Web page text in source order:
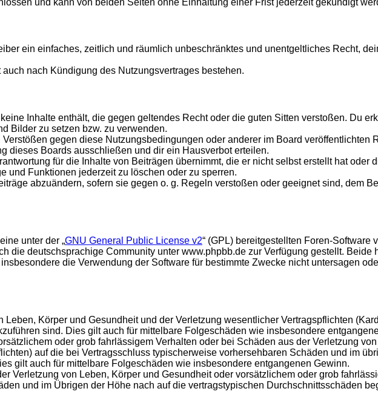
ein einfaches, zeitlich und räumlich unbeschränktes und unentgeltliches Recht,
nach Kündigung des Nutzungsvertrages bestehen.
Inhalte enthält, die gegen geltendes Recht oder die guten Sitten verstoßen. Du
Bilder zu setzen bzw. zu verwenden.
gegen diese Nutzungsbedingungen oder anderer im Board veröffentlichten
dieses Boards ausschließen und dir ein Hausverbot erteilen.
für die Inhalte von Beiträgen übernimmt, die er nicht selbst erstellt hat oder
und Funktionen jederzeit zu löschen oder zu sperren.
abzuändern, sofern sie gegen o. g. Regeln verstoßen oder geeignet sind, dem
unter der „GNU General Public License v2“ (GPL) bereitgestellten Foren-Software
die deutschsprachige Community unter www.phpbb.de zur Verfügung gestellt. Beide
die Verwendung der Software für bestimmte Zwecke nicht untersagen
Leben, Körper und Gesundheit und der Verletzung wesentlicher Vertragspflichten
sind. Dies gilt auch für mittelbare Folgeschäden wie insbesondere
oder grob fahrlässigem Verhalten oder bei Schäden aus der Verletzung
auf die bei Vertragsschluss typischerweise vorhersehbaren Schäden und im
gilt auch für mittelbare Folgeschäden wie insbesondere entgangenen Gewinn.
Verletzung von Leben, Körper und Gesundheit oder vorsätzlichem oder grob
und im Übrigen der Höhe nach auf die vertragstypischen Durchschnittsschäden